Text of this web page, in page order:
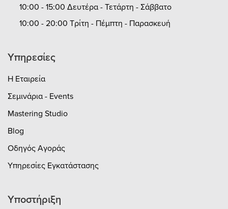
10:00 - 15:00 Δευτέρα - Τετάρτη - Σάββατο
10:00 - 20:00 Τρίτη - Πέμπτη - Παρασκευή
Υπηρεσίες
Η Εταιρεία
Σεμινάρια - Events
Mastering Studio
Blog
Οδηγός Αγοράς
Υπηρεσίες Εγκατάστασης
Υποστήριξη